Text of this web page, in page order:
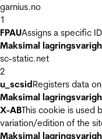
garnius.no
1
FPAUAssigns a specific
Maksimal
sc-static.net
2
u_scsidRegisters data
Maksimal
X-ABThis cookie is used
variation/edition of the
Maksimal